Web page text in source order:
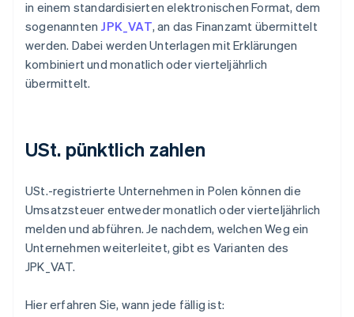
in einem standardisierten elektronischen Format, dem
sogenannten JPK_VAT, an das Finanzamt übermittelt
werden. Dabei werden Unterlagen mit Erklärungen
kombiniert und monatlich oder vierteljährlich
übermittelt.
USt. pünktlich zahlen
USt.-registrierte Unternehmen in Polen können die
Umsatzsteuer entweder monatlich oder vierteljährlich
melden und abführen. Je nachdem, welchen Weg ein
Unternehmen weiterleitet, gibt es Varianten des
JPK_VAT.
Hier erfahren Sie, wann jede fällig ist: